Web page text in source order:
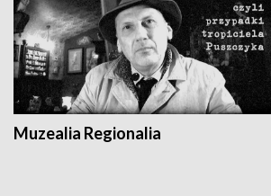
Muzealia Regionalia